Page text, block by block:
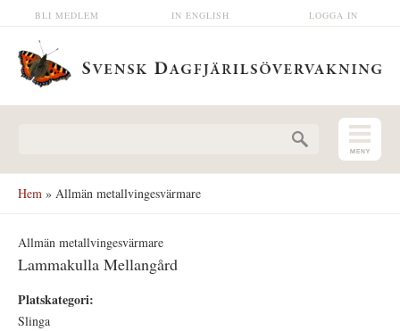
Hoppa till huvudinnehåll LOGGA IN
IN ENGLISH
BLI MEDLEM
Hem » Allmän metallvingesvärmare
Allmän metallvingesvärmare
Lammakulla Mellangård
Platskategori:
Slinga